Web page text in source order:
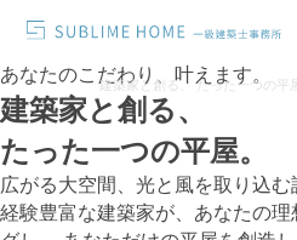
建築家と創る、 たった一つの平
あなたのこだわり、叶えます。
建築家と創る、
たった一つの平屋。
広がる大空間、光と風を取り込む
経験豊富な建築家が、あなたの